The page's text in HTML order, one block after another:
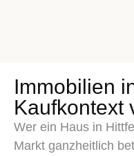
Immobilien
Kaufkontext
Wer ein Haus in
Markt ganzheitlich